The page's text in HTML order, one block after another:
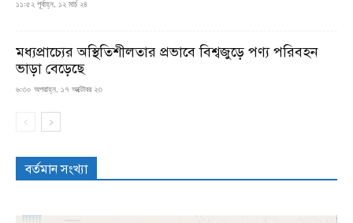
১১:৫২ পূর্বাহ্ন, ১২ মার্চ ২৪
মধ্যপ্রাচ্যের অস্থিতিশীলতার প্রভাবে বিশ্বজুড়ে পণ্য পরিবহন
ভাড়া বেড়েছে
৬:৩০ অপরাহ্ন, ১৭ অক্টোবর ২৩
বর্তমান সংখ্যা